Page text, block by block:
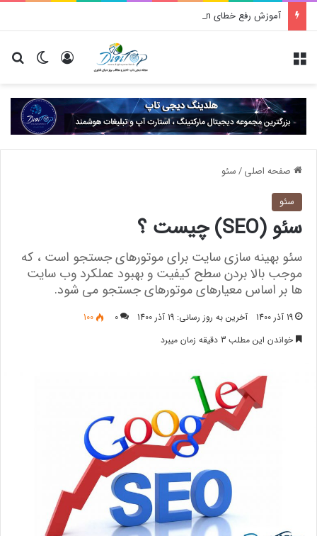
آموزش رفع خطای create_function در وردپرس
تغییر ورود
صفحه اصلی/سئو
سئو
سئو (SEO) چیست ؟
سئو بهینه سازی سایت برای موتورهای جستجو است ، که
موجب بالا بردن سطح کیفیت و بهبود عملکرد وب سایت
ها بر اساس معیارهای موتورهای جستجو می شود.
19 آذر 1400 آخرین به روز رسانی: 19 آذر 1400 0
100
خواندن این مطلب 3 دقیقه زمان میبرد